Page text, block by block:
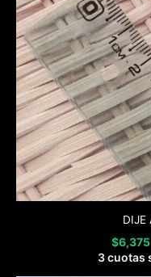
DIJE
$6,375
3 cuotas